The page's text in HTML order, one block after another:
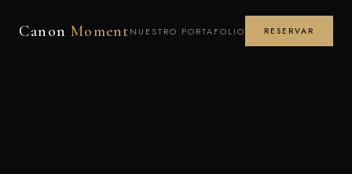
CanonMomentNUESTRO PORTAFOLIO RESERVAR